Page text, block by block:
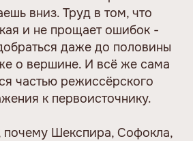
вниз. Труд в том, что
и не прощает ошибок -
даже до половины
о вершине. И всё же сама
частью режиссёрского
к первоисточнику.
Шекспира, Софокла,